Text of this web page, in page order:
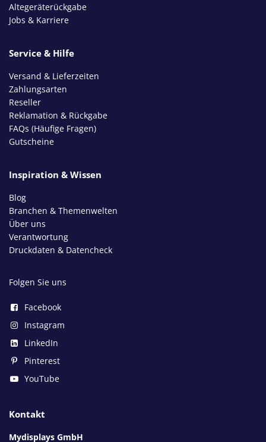
Altegeräterückgabe
Jobs & Karriere
Service & Hilfe
Versand & Lieferzeiten
Zahlungsarten
Reseller
Reklamation & Rückgabe
FAQs (Häufige Fragen)
Gutscheine
Inspiration & Wissen
Blog
Branchen & Themenwelten
Über uns
Verantwortung
Druckdaten & Datencheck
Folgen Sie uns
Facebook
Instagram
LinkedIn
Pinterest
YouTube
Kontakt
Mydisplays GmbH